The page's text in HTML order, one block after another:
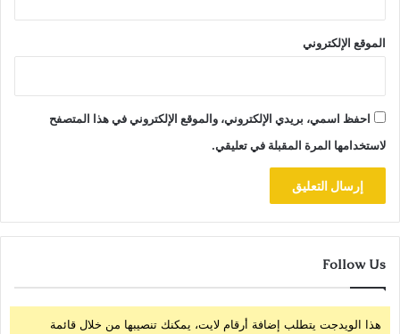
الموقع الإلكتروني
احفظ اسمي، بريدي الإلكتروني، والموقع الإلكتروني في هذا المتصفح
لاستخدامها المرة المقبلة في تعليقي.
Follow Us
هذا الويدجت يتطلب إضافة أرقام لايت، يمكنك تنصيبها من خلال قائمة